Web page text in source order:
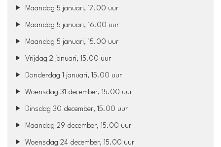
Maandag 5 januari, 17.00 uur
Maandag 5 januari, 16.00 uur
Maandag 5 januari, 15.00 uur
Vrijdag 2 januari, 15.00 uur
Donderdag 1 januari, 15.00 uur
Woensdag 31 december, 15.00 uur
Dinsdag 30 december, 15.00 uur
Maandag 29 december, 15.00 uur
Woensdag 24 december, 15.00 uur